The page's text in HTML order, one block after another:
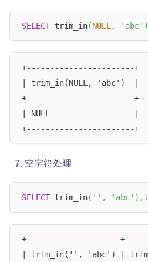
SELECT trim_in(NULL , 'abc' )
+-----------------------+
| trim_in(NULL, 'abc')  |
+-----------------------+
| NULL                  |
+-----------------------+
空字符处理
SELECT trim_in( '' , 'abc' ) ,
+--------------------
| trim_in('', 'abc') |